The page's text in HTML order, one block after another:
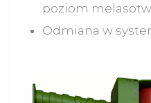
poziom
Odmiana w